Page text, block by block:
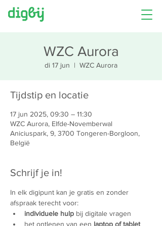
WZC Aurora
di 17 jun
  |
WZC Aurora
Tijdstip en locatie
17 jun 2025, 09:30 – 11:30
WZC Aurora, Elfde-Novemberwal
Aniciuspark, 9, 3700 Tongeren-Borgloon,
België
Schrijf je in!
In elk digipunt kan je gratis en zonder
afspraak terecht voor:
individuele hulp bij digitale vragen
het ontlenen van een laptop of tablet